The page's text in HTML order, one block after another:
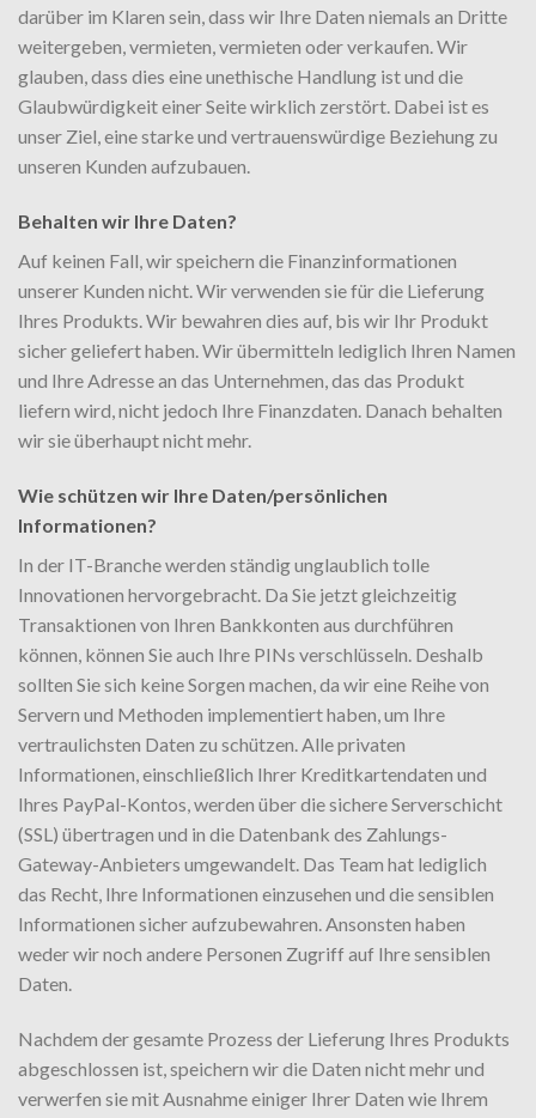
darüber im Klaren sein, dass wir Ihre Daten niemals an Dritte
weitergeben, vermieten, vermieten oder verkaufen. Wir
glauben, dass dies eine unethische Handlung ist und die
Glaubwürdigkeit einer Seite wirklich zerstört. Dabei ist es
unser Ziel, eine starke und vertrauenswürdige Beziehung zu
unseren Kunden aufzubauen.
Behalten wir Ihre Daten?
Auf keinen Fall, wir speichern die Finanzinformationen
unserer Kunden nicht. Wir verwenden sie für die Lieferung
Ihres Produkts. Wir bewahren dies auf, bis wir Ihr Produkt
sicher geliefert haben. Wir übermitteln lediglich Ihren Namen
und Ihre Adresse an das Unternehmen, das das Produkt
liefern wird, nicht jedoch Ihre Finanzdaten. Danach behalten
wir sie überhaupt nicht mehr.
Wie schützen wir Ihre Daten/persönlichen
Informationen?
In der IT-Branche werden ständig unglaublich tolle
Innovationen hervorgebracht. Da Sie jetzt gleichzeitig
Transaktionen von Ihren Bankkonten aus durchführen
können, können Sie auch Ihre PINs verschlüsseln. Deshalb
sollten Sie sich keine Sorgen machen, da wir eine Reihe von
Servern und Methoden implementiert haben, um Ihre
vertraulichsten Daten zu schützen. Alle privaten
Informationen, einschließlich Ihrer Kreditkartendaten und
Ihres PayPal-Kontos, werden über die sichere Serverschicht
(SSL) übertragen und in die Datenbank des Zahlungs-
Gateway-Anbieters umgewandelt. Das Team hat lediglich
das Recht, Ihre Informationen einzusehen und die sensiblen
Informationen sicher aufzubewahren. Ansonsten haben
weder wir noch andere Personen Zugriff auf Ihre sensiblen
Daten.
Nachdem der gesamte Prozess der Lieferung Ihres Produkts
abgeschlossen ist, speichern wir die Daten nicht mehr und
verwerfen sie mit Ausnahme einiger Ihrer Daten wie Ihrem